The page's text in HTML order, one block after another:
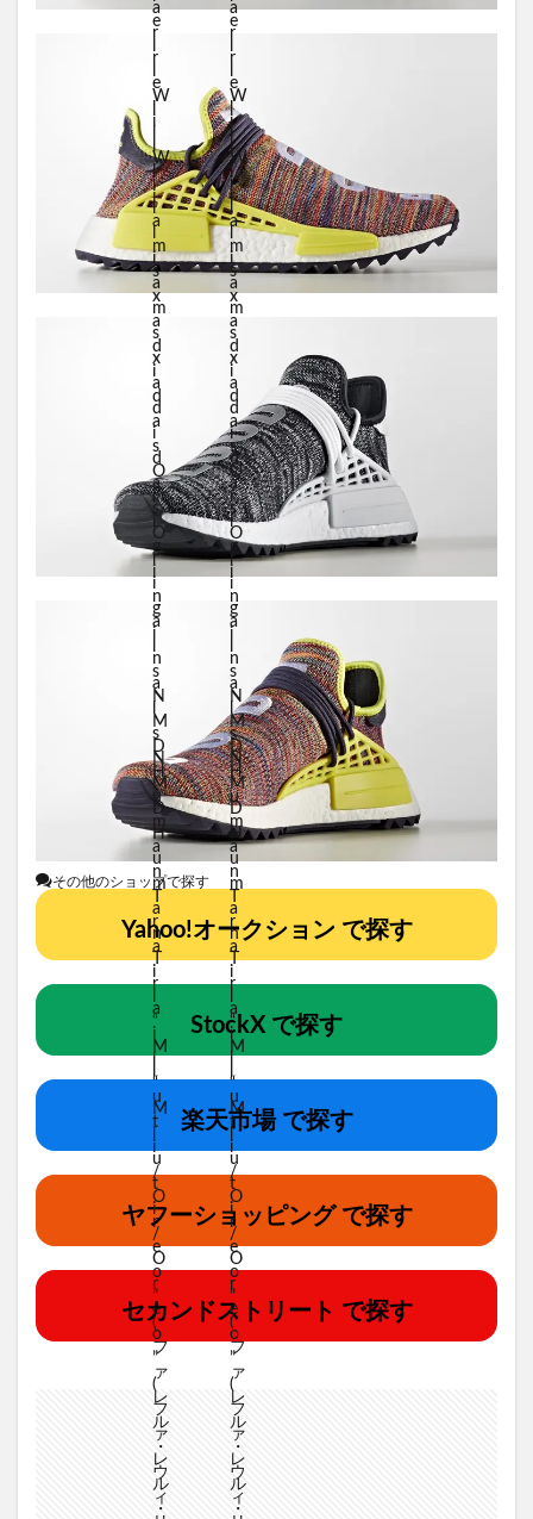
その他のショップで探す
Yahoo!オークション で探す
StockX で探す
楽天市場 で探す
ヤフーショッピング で探す
セカンドストリート で探す